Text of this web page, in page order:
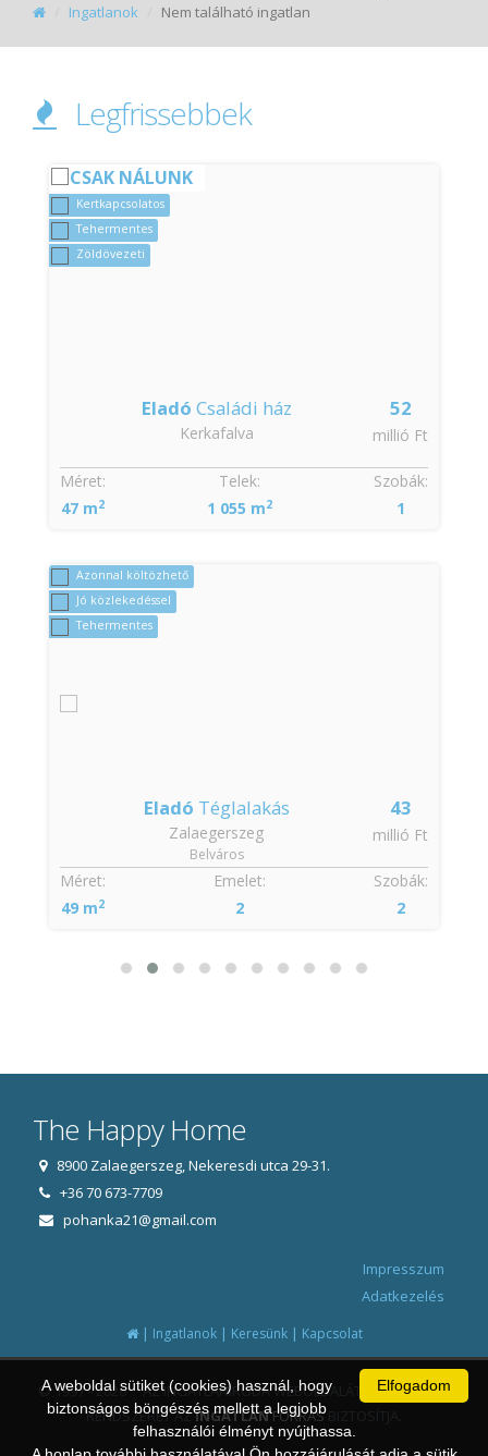
Ingatlanok Nem található ingatlan
Legfrissebbek
CSAK NÁLUNK
Kertkapcsolatos
Tehermentes
Zöldövezeti
52
millió Ft
Eladó Családi ház
Kerkafalva
Szobák:
1
Méret:
47 m2
Telek:
1 055 m2
Azonnal költözhető
Jó közlekedéssel
Tehermentes
43
millió Ft
Eladó Téglalakás
Zalaegerszeg
Belváros
Szobák:
2
Méret:
49 m2
Emelet:
2
The Happy Home
8900 Zalaegerszeg, Nekeresdi utca 29-31.
+36 70 673-7709
pohanka21@gmail.com
Impresszum
Adatkezelés
| Ingatlanok| Keresünk| Kapcsolat
© 1997 - 2026 AZ INGATLANIRODA WEBOLDALÁT ÉS ÜGYVITELI
RENDSZERÉT AZINGATLANFORRÁSBIZTOSÍTJA.
Elfogadom
A weboldal sütiket (cookies) használ, hogy
biztonságos böngészés mellett a legjobb
felhasználói élményt nyújthassa.